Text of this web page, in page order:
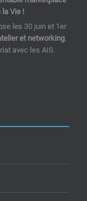
Vie !
les 30 juin et 1er
et networking.
avec les AIS.